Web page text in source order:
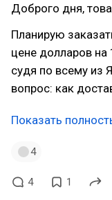
Доброго дня,
Планирую
цене долларов
судя по всему из
вопрос: как
Показать
4
4 1